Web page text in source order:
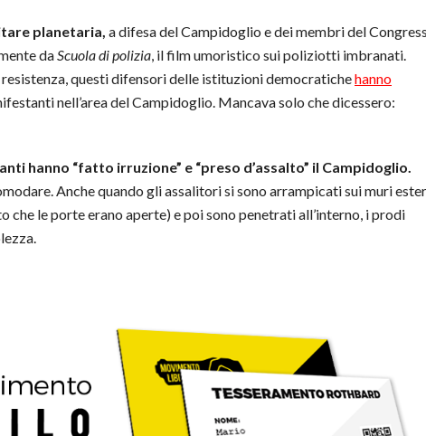
planetaria, a difesa del Campidoglio e dei membri del
daScuola di polizia, il film umoristico sui poliziotti imbranati.
questi difensori delle istituzioni democratichehanno
nell’area del Campidoglio. Mancava solo che dicessero:
hanno “fatto irruzione” e “preso d’assalto” il Campidoglio.
Anche quando gli assalitori si sono arrampicati sui muri
che le porte erano aperte) e poi sono penetrati all’interno, i prodi